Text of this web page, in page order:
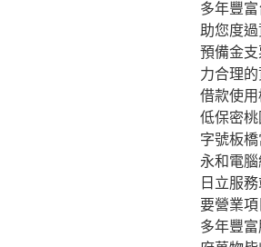
多年豐
助您度
預備金
力合理
借款使
低保密
字號板
永和電
日立服
要營業
多年豐